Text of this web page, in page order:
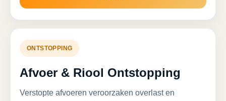
ONTSTOPPING
Afvoer & Riool Ontstopping
Verstopte afvoeren veroorzaken overlast en